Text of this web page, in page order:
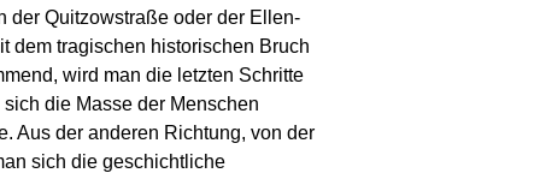
der Quitzowstraße oder der Ellen-
dem tragischen historischen Bruch
wird man die letzten Schritte
die Masse der Menschen
Aus der anderen Richtung, von der
sich die geschichtliche